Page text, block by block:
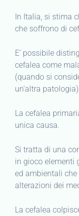
In Italia, si stima
che soffrono di
E’ possibile
cefalea come
(quando si
un’altra patologia).
La cefalea
unica causa.
Si tratta di una
in gioco elementi
ed ambientali
alterazioni dei
La cefalea